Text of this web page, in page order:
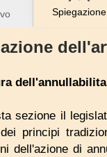
Spiegazione
sezione il
principi
dell'azione di